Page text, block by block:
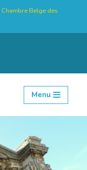
Chambre Belge des
Menu